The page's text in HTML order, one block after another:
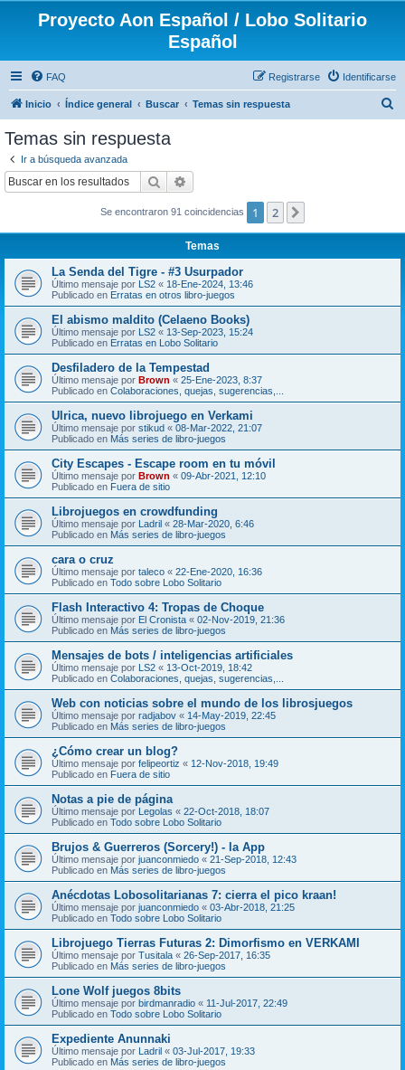
Proyecto Aon Español / Lobo Solitario
Español
FAQ Identificarse
Registrarse
Inicio Índice general Buscar Temas sin respuesta
Temas sin respuesta
Ir a búsqueda avanzada
Buscar
Se encontraron 91 coincidencias 1 2
Temas
La Senda del Tigre - #3 Usurpador
Último mensaje por LS2 « 18-Ene-2024, 13:46
Publicado en Erratas en otros libro-juegos
El abismo maldito (Celaeno Books)
Último mensaje por LS2 « 13-Sep-2023, 15:24
Publicado en Erratas en Lobo Solitario
Desfiladero de la Tempestad
Último mensaje por Brown « 25-Ene-2023, 8:37
Publicado en Colaboraciones, quejas, sugerencias,...
Ulrica, nuevo librojuego en Verkami
Último mensaje por stikud « 08-Mar-2022, 21:07
Publicado en Más series de libro-juegos
City Escapes - Escape room en tu móvil
Último mensaje por Brown « 09-Abr-2021, 12:10
Publicado en Fuera de sitio
Librojuegos en crowdfunding
Último mensaje por Ladril « 28-Mar-2020, 6:46
Publicado en Más series de libro-juegos
cara o cruz
Último mensaje por taleco « 22-Ene-2020, 16:36
Publicado en Todo sobre Lobo Solitario
Flash Interactivo 4: Tropas de Choque
Último mensaje por El Cronista « 02-Nov-2019, 21:36
Publicado en Más series de libro-juegos
Mensajes de bots / inteligencias artificiales
Último mensaje por LS2 « 13-Oct-2019, 18:42
Publicado en Colaboraciones, quejas, sugerencias,...
Web con noticias sobre el mundo de los librosjuegos
Último mensaje por radjabov « 14-May-2019, 22:45
Publicado en Más series de libro-juegos
¿Cómo crear un blog?
Último mensaje por felipeortiz « 12-Nov-2018, 19:49
Publicado en Fuera de sitio
Notas a pie de página
Último mensaje por Legolas « 22-Oct-2018, 18:07
Publicado en Todo sobre Lobo Solitario
Brujos & Guerreros (Sorcery!) - la App
Último mensaje por juanconmiedo « 21-Sep-2018, 12:43
Publicado en Más series de libro-juegos
Anécdotas Lobosolitarianas 7: cierra el pico kraan!
Último mensaje por juanconmiedo « 03-Abr-2018, 21:25
Publicado en Todo sobre Lobo Solitario
Librojuego Tierras Futuras 2: Dimorfismo en VERKAMI
Último mensaje por Tusitala « 26-Sep-2017, 16:35
Publicado en Más series de libro-juegos
Lone Wolf juegos 8bits
Último mensaje por birdmanradio « 11-Jul-2017, 22:49
Publicado en Todo sobre Lobo Solitario
Expediente Anunnaki
Último mensaje por Ladril « 03-Jul-2017, 19:33
Publicado en Más series de libro-juegos